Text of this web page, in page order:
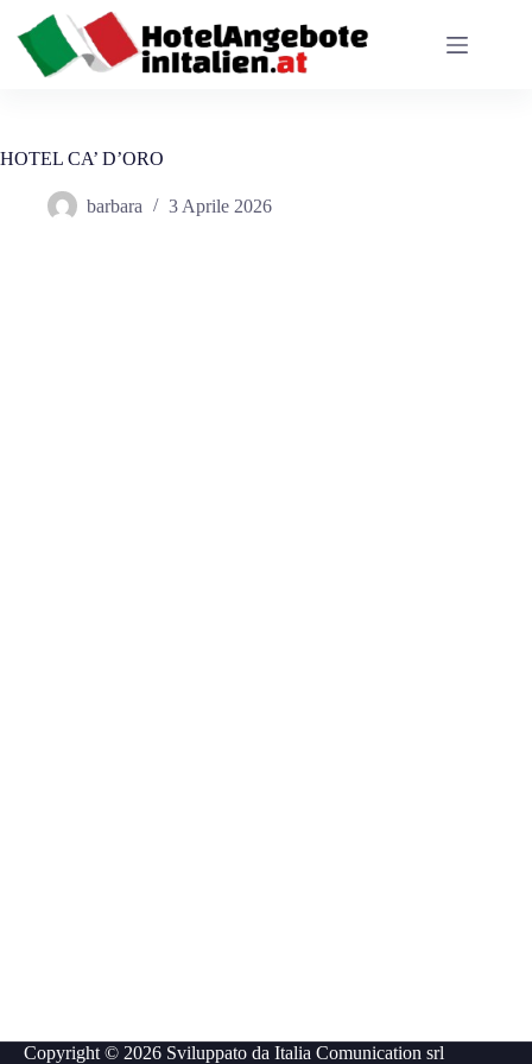
contenuto
HOTEL CA’ D’ORO
barbara 3 Aprile 2026
Copyright © 2026 Sviluppato daItalia Comunication srl